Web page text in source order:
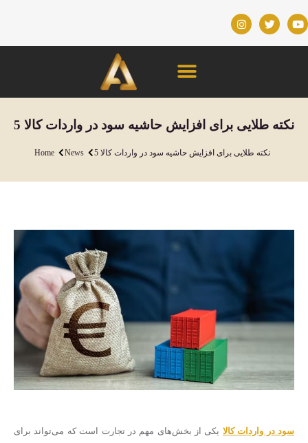
5 نکته طلایی برای افزایش حاشیه سود در واردات کالا
You are here:
Home News 5 نکته طلایی برای افزایش حاشیه سود در واردات کالا
سود در واردات کالا یکی از بخش‌های مهم در تجارت است که می‌تواند برای